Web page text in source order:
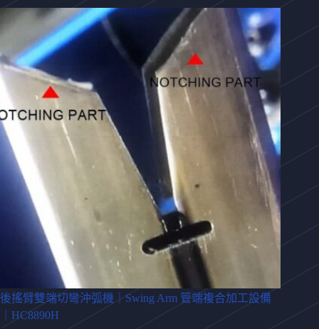
後搖臂雙端切彎沖弧機｜Swing Arm 管端複合加工設備
｜HC8890H